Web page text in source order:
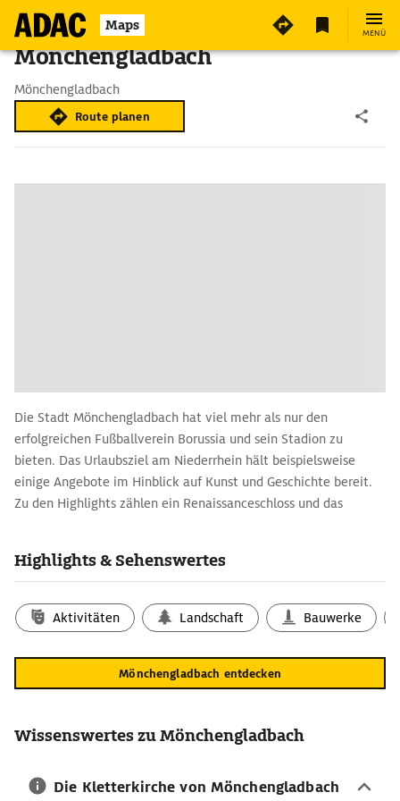
Maps MENÜ
Mönchengladbach
Mönchengladbach
Route planen
Die Stadt Mönchengladbach hat viel mehr als nur den
erfolgreichen Fußballverein Borussia und sein Stadion zu
bieten. Das Urlaubsziel am Niederrhein hält beispielsweise
einige Angebote im Hinblick auf Kunst und Geschichte bereit.
Zu den Highlights zählen ein Renaissanceschloss und das
Mönchengladbach-Reisetipps für
Architekturinteressierte
Bei einer Reise nach Mönchengladbach darf das Münster St.
Vitus, das älteste Baudenkmal der Stadt auf dem Abteiberg,
13. Jahrhundert und zeichnet sich durch die große Chorhalle im
gotischen Stil und die Bibelfenster aus. Ein weiteres wichtiges
aus dem Jugendstil. Erbaut wurde er im frühen 20. Jahrhundert
Zur Reisezeit im Sommer kann er besucht werden.
Highlights & Sehenswertes
Aktivitäten Landschaft Bauwerke
Mönchengladbach entdecken
Wissenswertes zu Mönchengladbach
Die Kletterkirche von Mönchengladbach